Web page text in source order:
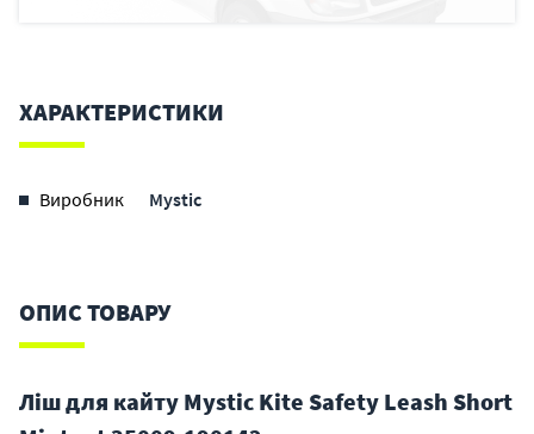
ХАРАКТЕРИСТИКИ
Виробник Mystic
ОПИС ТОВАРУ
Ліш для кайту Mystic Kite Safety Leash Short